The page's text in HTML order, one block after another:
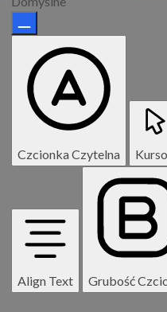
Czcionka Czytelna
Align Text Grubość